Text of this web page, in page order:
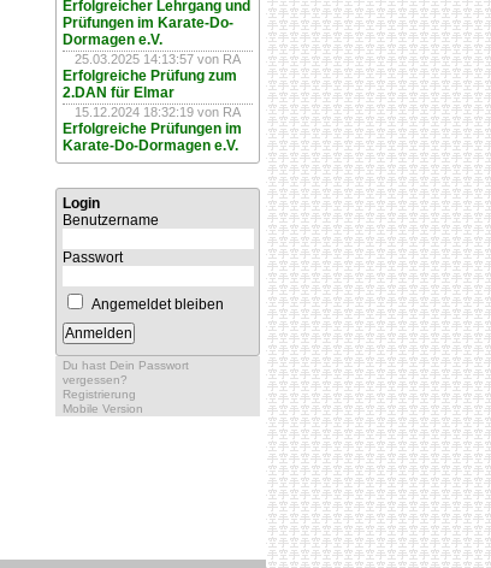
Erfolgreicher Lehrgang und
Prüfungen im Karate-Do-
Dormagen e.V.
25.03.2025 14:13:57 von RA
Erfolgreiche Prüfung zum
2.DAN für Elmar
15.12.2024 18:32:19 von RA
Erfolgreiche Prüfungen im
Karate-Do-Dormagen e.V.
Login
Benutzername
Passwort
Angemeldet bleiben
Du hast Dein Passwort
vergessen?
Registrierung
Mobile Version